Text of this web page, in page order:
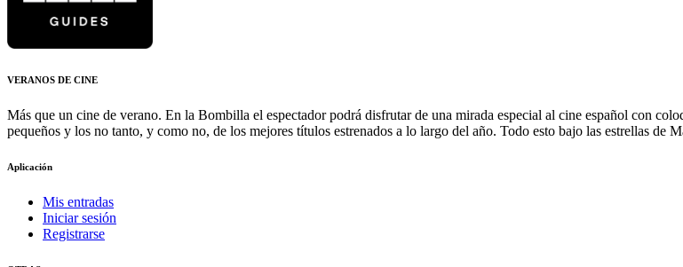
VERANOS DE CINE
Más que un cine de verano. En la Bombilla el espectador podrá disfrutar de una mirada especial al cine español con
pequeños y los no tanto, y como no, de los mejores títulos estrenados a lo largo del año. Todo esto bajo las estrellas de
Aplicación
Mis entradas
Iniciar sesión
Registrarse